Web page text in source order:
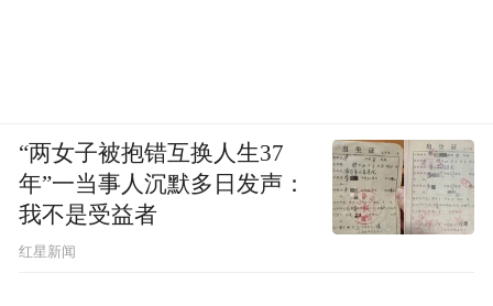
“两女子被抱错互换人生37
年”一当事人沉默多日发声：
我不是受益者
红星新闻